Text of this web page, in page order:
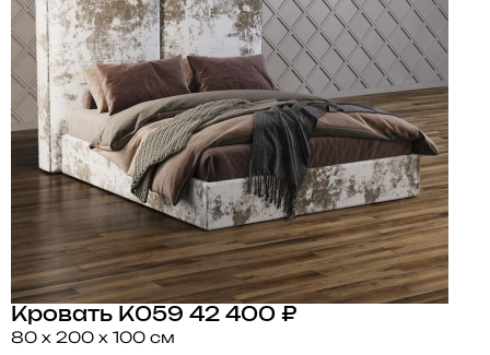
Кровать K059 42 400 ₽
80 x 200 x 100 см